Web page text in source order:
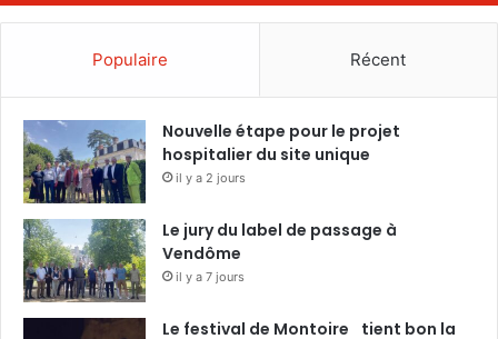
Populaire Récent
Nouvelle étape pour le projet
hospitalier du site unique
il y a 2 jours
Le jury du label de passage à
Vendôme
il y a 7 jours
Le festival de Montoire tient bon la